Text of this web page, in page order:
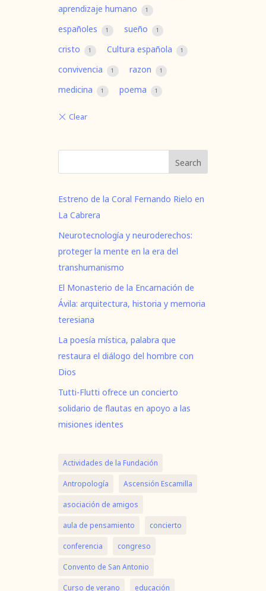
aprendizaje humano 1
españoles 1 sueño 1
cristo 1 Cultura española 1
convivencia 1 razon 1
medicina 1 poema 1
Search
Estreno de la Coral Fernando Rielo en
La Cabrera
Neurotecnología y neuroderechos:
proteger la mente en la era del
transhumanismo
El Monasterio de la Encarnación de
Ávila: arquitectura, historia y memoria
teresiana
La poesía mística, palabra que
restaura el diálogo del hombre con
Dios
Tutti-Flutti ofrece un concierto
solidario de flautas en apoyo a las
misiones identes
Actividades de la Fundación
Antropología
Ascensión Escamilla
asociación de amigos
aula de pensamiento
concierto
conferencia
congreso
Convento de San Antonio
Curso de verano
educación